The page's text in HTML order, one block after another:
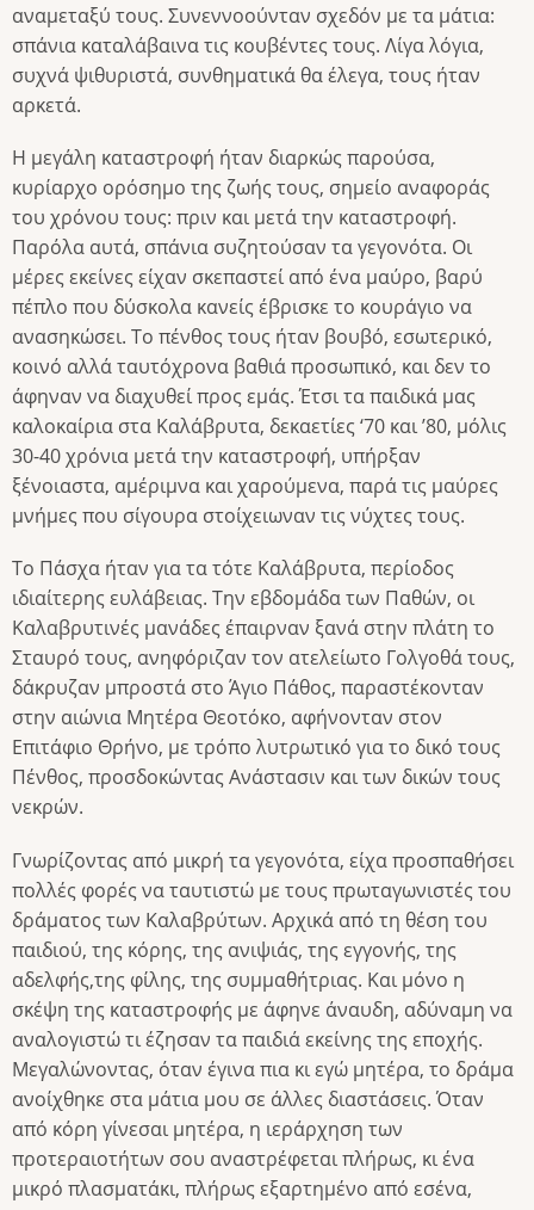
αναμεταξύ τους. Συνεννοούνταν σχεδόν με τα μάτια:
σπάνια καταλάβαινα τις κουβέντες τους. Λίγα λόγια,
συχνά ψιθυριστά, συνθηματικά θα έλεγα, τους ήταν
αρκετά.
Η μεγάλη καταστροφή ήταν διαρκώς παρούσα,
κυρίαρχο ορόσημο της ζωής τους, σημείο αναφοράς
του χρόνου τους: πριν και μετά την καταστροφή.
Παρόλα αυτά, σπάνια συζητούσαν τα γεγονότα. Οι
μέρες εκείνες είχαν σκεπαστεί από ένα μαύρο, βαρύ
πέπλο που δύσκολα κανείς έβρισκε το κουράγιο να
ανασηκώσει. Το πένθος τους ήταν βουβό, εσωτερικό,
κοινό αλλά ταυτόχρονα βαθιά προσωπικό, και δεν το
άφηναν να διαχυθεί προς εμάς. Έτσι τα παιδικά μας
καλοκαίρια στα Καλάβρυτα, δεκαετίες ‘70 και ’80, μόλις
30-40 χρόνια μετά την καταστροφή, υπήρξαν
ξένοιαστα, αμέριμνα και χαρούμενα, παρά τις μαύρες
μνήμες που σίγουρα στοίχειωναν τις νύχτες τους.
Το Πάσχα ήταν για τα τότε Καλάβρυτα, περίοδος
ιδιαίτερης ευλάβειας. Την εβδομάδα των Παθών, οι
Καλαβρυτινές μανάδες έπαιρναν ξανά στην πλάτη το
Σταυρό τους, ανηφόριζαν τον ατελείωτο Γολγοθά τους,
δάκρυζαν μπροστά στο Άγιο Πάθος, παραστέκονταν
στην αιώνια Μητέρα Θεοτόκο, αφήνονταν στον
Επιτάφιο Θρήνο, με τρόπο λυτρωτικό για το δικό τους
Πένθος, προσδοκώντας Ανάστασιν και των δικών τους
νεκρών.
Γνωρίζοντας από μικρή τα γεγονότα, είχα προσπαθήσει
πολλές φορές να ταυτιστώ με τους πρωταγωνιστές του
δράματος των Καλαβρύτων. Αρχικά από τη θέση του
παιδιού, της κόρης, της ανιψιάς, της εγγονής, της
αδελφής,της φίλης, της συμμαθήτριας. Και μόνο η
σκέψη της καταστροφής με άφηνε άναυδη, αδύναμη να
αναλογιστώ τι έζησαν τα παιδιά εκείνης της εποχής.
Μεγαλώνοντας, όταν έγινα πια κι εγώ μητέρα, το δράμα
ανοίχθηκε στα μάτια μου σε άλλες διαστάσεις. Όταν
από κόρη γίνεσαι μητέρα, η ιεράρχηση των
προτεραιοτήτων σου αναστρέφεται πλήρως, κι ένα
μικρό πλασματάκι, πλήρως εξαρτημένο από εσένα,